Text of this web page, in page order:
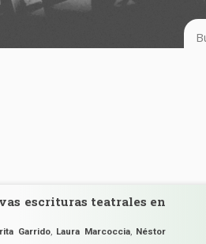
escrituras teatrales en
Garrido, Laura Marcoccia, Néstor